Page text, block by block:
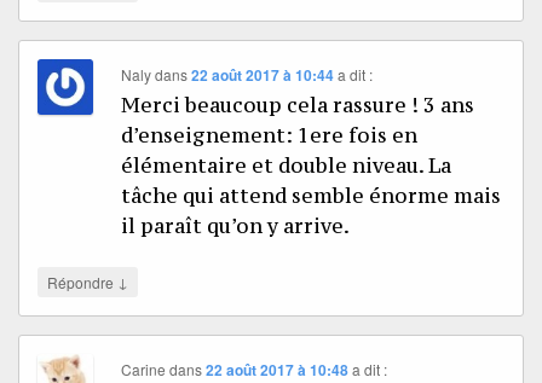
Nalydans22 août 2017 à 10:44 a dit :
Merci beaucoup cela rassure ! 3 ans
d’enseignement: 1ere fois en
élémentaire et double niveau. La
tâche qui attend semble énorme mais
il paraît qu’on y arrive.
Répondre ↓
Carine dans22 août 2017 à 10:48 a dit :